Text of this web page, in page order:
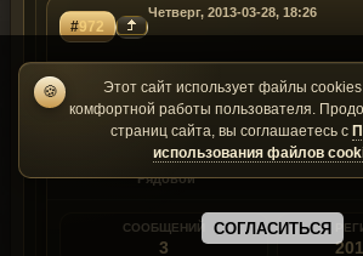
#972
Четверг, 2013-03-28, 18:26
swacs
Оффлайн
Пользователь
Рядовой
СООБЩЕНИЙ
3
🍪
Этот сайт использует файлы
комфортной работы пользователя.
страниц сайта, вы соглашаетесь с
использования файлов
СОГЛАСИТЬСЯ